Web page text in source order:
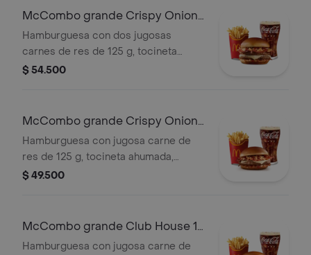
gaseosa grande a elegir.
McCombo grande Crispy Onion
Barbecue 2 Carnes
Hamburguesa con dos jugosas
carnes de res de 125 g, tocineta
ahumada, queso blanco cremoso,
Acompañada de papas fritas grandes
y bebida grande a elección.
$ 54.500
McCombo grande Crispy Onion
Barbecue 1 Carne
Hamburguesa con jugosa carne de
res de 125 g, tocineta ahumada,
queso blanco cremoso, cebolla
Acompañada de papas fritas grandes
y bebida grande a elección.
$ 49.500
McCombo grande Club House 1
Carne
Hamburguesa con jugosa carne de